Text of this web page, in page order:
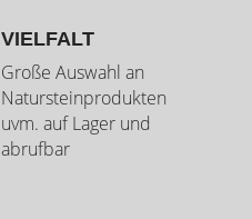
VIELFALT
Große Auswahl an
Natursteinprodukten
uvm. auf Lager und
abrufbar